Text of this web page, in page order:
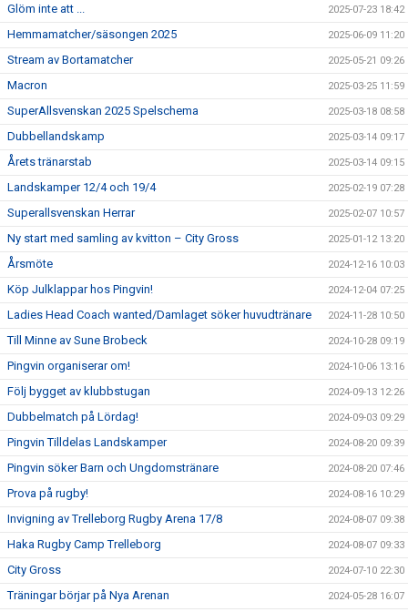
Glöm inte att ... 2025-07-23 18:42
Hemmamatcher/säsongen 2025 2025-06-09 11:20
Stream av Bortamatcher 2025-05-21 09:26
Macron 2025-03-25 11:59
SuperAllsvenskan 2025 Spelschema 2025-03-18 08:58
Dubbellandskamp 2025-03-14 09:17
Årets tränarstab 2025-03-14 09:15
Landskamper 12/4 och 19/4 2025-02-19 07:28
Superallsvenskan Herrar 2025-02-07 10:57
Ny start med samling av kvitton – City Gross 2025-01-12 13:20
Årsmöte 2024-12-16 10:03
Köp Julklappar hos Pingvin! 2024-12-04 07:25
Ladies Head Coach wanted/Damlaget söker huvudtränare 2024-11-28 10:50
Till Minne av Sune Brobeck 2024-10-28 09:19
Pingvin organiserar om! 2024-10-06 13:16
Följ bygget av klubbstugan 2024-09-13 12:26
Dubbelmatch på Lördag! 2024-09-03 09:29
Pingvin Tilldelas Landskamper 2024-08-20 09:39
Pingvin söker Barn och Ungdomstränare 2024-08-20 07:46
Prova på rugby! 2024-08-16 10:29
Invigning av Trelleborg Rugby Arena 17/8 2024-08-07 09:38
Haka Rugby Camp Trelleborg 2024-08-07 09:33
City Gross 2024-07-10 22:30
Träningar börjar på Nya Arenan 2024-05-28 16:07